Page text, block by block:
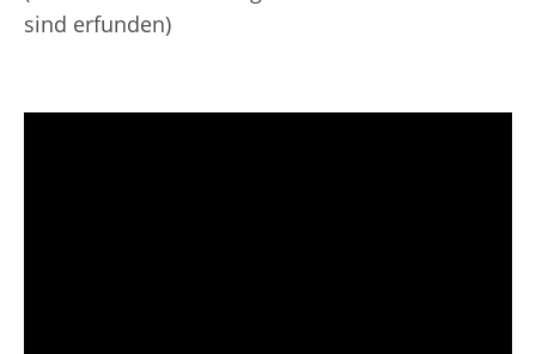
sind erfunden)